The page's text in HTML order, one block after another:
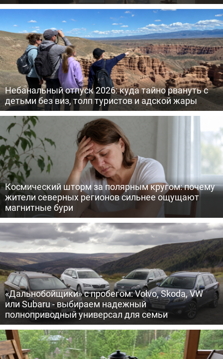
Небанальный отпуск 2026: куда тайно рвануть с
детьми без виз, толп туристов и адской жары
Космический шторм за полярным кругом: почему
жители северных регионов сильнее ощущают
магнитные бури
«Дальнобойщики» с пробегом: Volvo, Skoda, VW
или Subaru - выбираем надежный
полноприводный универсал для семьи